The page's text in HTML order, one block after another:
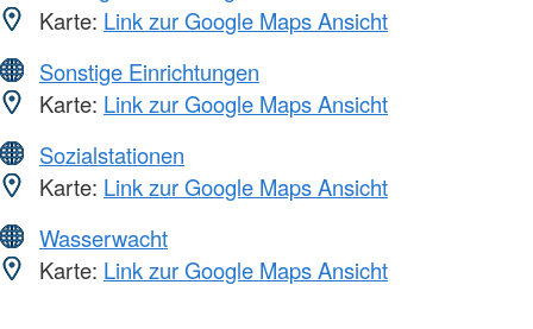
Karte: Link zur Google Maps Ansicht
Sonstige Einrichtungen
Karte: Link zur Google Maps Ansicht
Sozialstationen
Karte: Link zur Google Maps Ansicht
Wasserwacht
Karte: Link zur Google Maps Ansicht